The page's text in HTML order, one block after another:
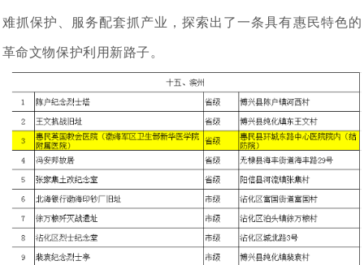
难抓保护、服务配套抓产业，探索出了一条具有惠民特色的
革命文物保护利用新路子。